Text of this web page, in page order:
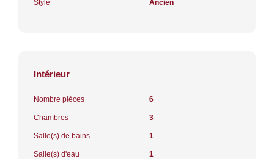
Style Ancien
Intérieur
Nombre pièces 6
Chambres 3
Salle(s) de bains 1
Salle(s) d'eau 1